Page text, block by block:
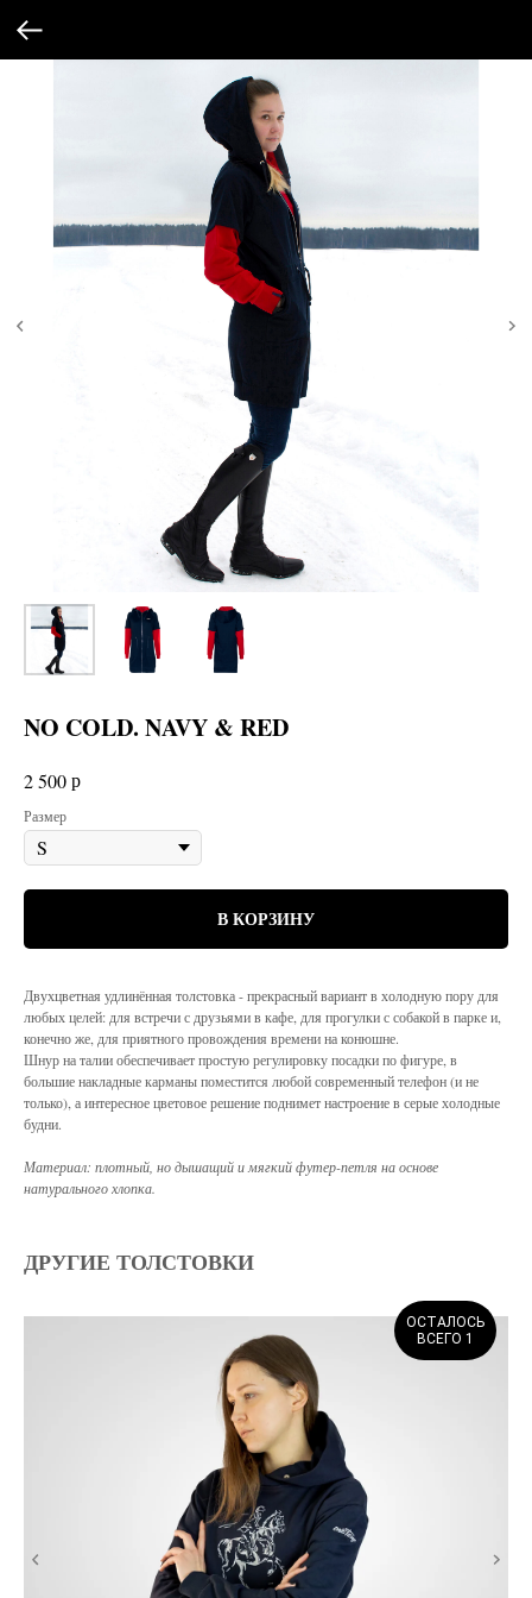
NO COLD. NAVY & RED
2 500р
Размер
В КОРЗИНУ
Двухцветная удлинённая толстовка - прекрасный вариант в холодную пору для
любых целей: для встречи с друзьями в кафе, для прогулки с собакой в парке и,
конечно же, для приятного провождения времени на конюшне.
Шнур на талии обеспечивает простую регулировку посадки по фигуре, в
большие накладные карманы поместится любой современный телефон (и не
только), а интересное цветовое решение поднимет настроение в серые холодные
будни.
Материал: плотный, но дышащий и мягкий футер-петля на основе
натурального хлопка.
ДРУГИЕ ТОЛСТОВКИ
ОСТАЛОСЬ
ВСЕГО 1